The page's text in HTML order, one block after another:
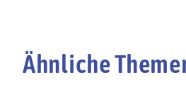
Ähnliche